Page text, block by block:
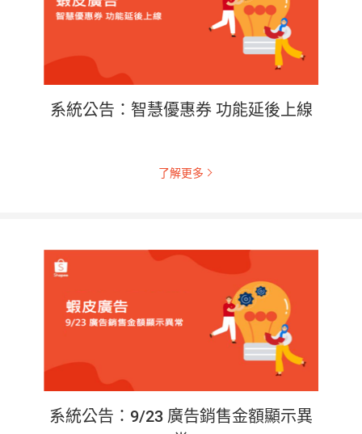
系統公告：智慧優惠券 功能延後上線
了解更多
系統公告：9/23 廣告銷售金額顯示異